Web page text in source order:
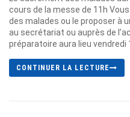
cours de la messe de 11h
des malades ou le proposer à
au secrétariat ou auprès de
préparatoire aura lieu vendredi
CONTINUER LA LECTURE